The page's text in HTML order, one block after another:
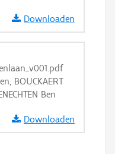
Downloaden
BOUCKAERT
Ben
Downloaden